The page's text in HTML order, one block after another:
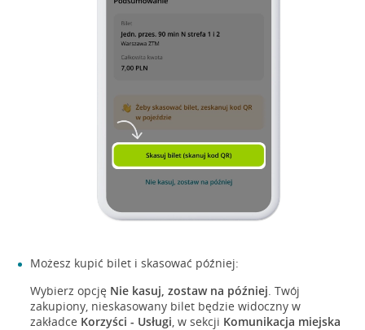
Możesz kupić bilet i skasować później:
Wybierz opcję Nie kasuj, zostaw na później. Twój
zakupiony, nieskasowany bilet będzie widoczny w
zakładce Korzyści - Usługi, w sekcji Komunikacja miejska